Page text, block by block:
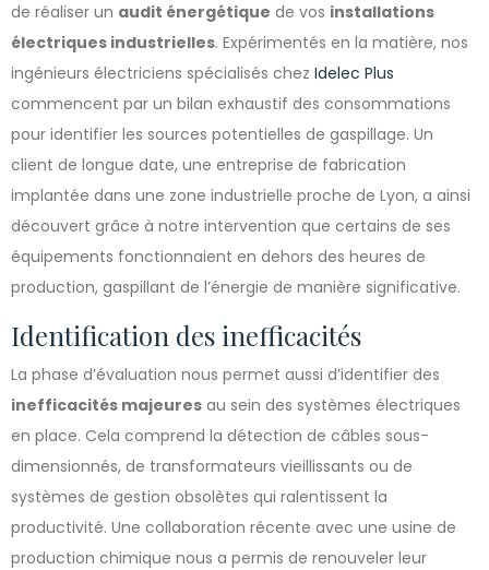
de réaliser un audit énergétique de vos installations
électriques industrielles. Expérimentés en la matière, nos
ingénieurs électriciens spécialisés chez Idelec Plus
commencent par un bilan exhaustif des consommations
pour identifier les sources potentielles de gaspillage. Un
client de longue date, une entreprise de fabrication
implantée dans une zone industrielle proche de Lyon, a ainsi
découvert grâce à notre intervention que certains de ses
équipements fonctionnaient en dehors des heures de
production, gaspillant de l’énergie de manière significative.
Identification des inefficacités
La phase d’évaluation nous permet aussi d’identifier des
inefficacités majeures au sein des systèmes électriques
en place. Cela comprend la détection de câbles sous-
dimensionnés, de transformateurs vieillissants ou de
systèmes de gestion obsolètes qui ralentissent la
productivité. Une collaboration récente avec une usine de
production chimique nous a permis de renouveler leur